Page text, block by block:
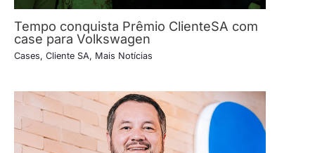
Tempo conquista Prêmio ClienteSA com
case para Volkswagen
Cases, Cliente SA, Mais Notícias